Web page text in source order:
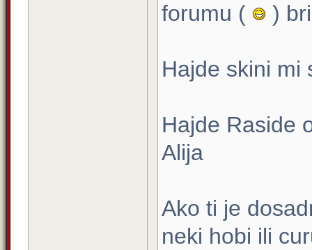
forumu (
)
Hajde skini mi
Hajde Raside
Alija
Ako ti je
neki hobi ili